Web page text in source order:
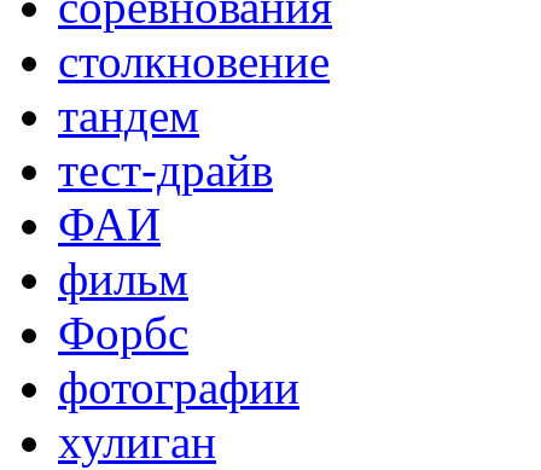
столкновение
тандем
тест-драйв
ФАИ
фильм
Форбс
фотографии
хулиган